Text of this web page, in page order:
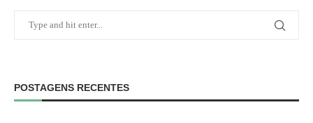
POSTAGENS RECENTES